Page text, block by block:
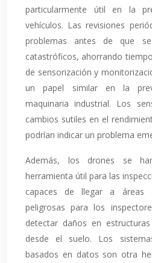
particularmente útil en la
vehículos. Las revisiones
problemas antes de que
catastróficos, ahorrando
de sensorización y
un papel similar en la
maquinaria industrial. Los
cambios sutiles en el
podrían indicar un problema
Además, los drones se
herramienta útil para las
capaces de llegar a áreas
peligrosas para los
detectar daños en
desde el suelo. Los
basados en datos son otra